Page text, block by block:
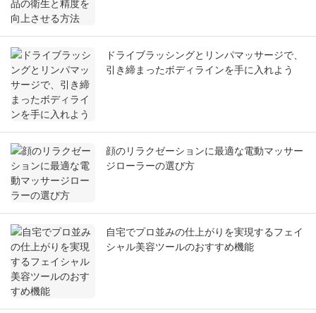
ドライブラッシングとリンパマッサージで、
引き締まったボディラインを手に入れよう
顔のリラクゼーションに最適な電動マッサー
ジローラーの選び方
自宅でプロ並みの仕上がりを実現するフェイ
シャル美容ツールのおすすめ機能